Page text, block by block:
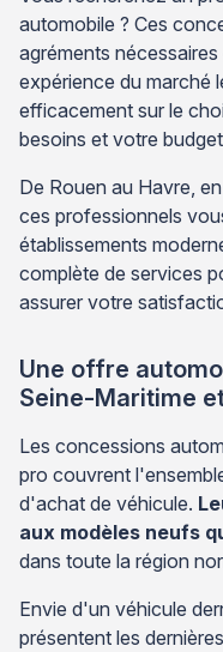
automobile ? Ces
agréments
expérience du marché
efficacement sur le
besoins et votre
De Rouen au Havre,
ces professionnels
établissements
complète de services
assurer votre
Une offre
Seine-Maritime
Les concessions
pro couvrent
d'achat de véhicule.
aux modèles neufs
dans toute la région
Envie d'un véhicule
présentent les